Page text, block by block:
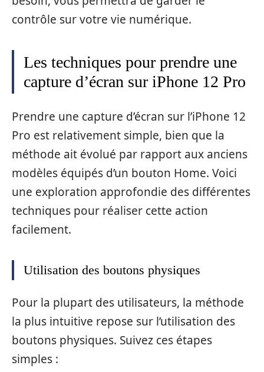
contrôle sur votre vie numérique.
Les techniques pour prendre une
capture d’écran sur iPhone 12 Pro
Prendre une capture d’écran sur l’iPhone 12
Pro est relativement simple, bien que la
méthode ait évolué par rapport aux anciens
modèles équipés d’un bouton Home. Voici
une exploration approfondie des différentes
techniques pour réaliser cette action
facilement.
Utilisation des boutons physiques
Pour la plupart des utilisateurs, la méthode
la plus intuitive repose sur l’utilisation des
boutons physiques. Suivez ces étapes
simples :